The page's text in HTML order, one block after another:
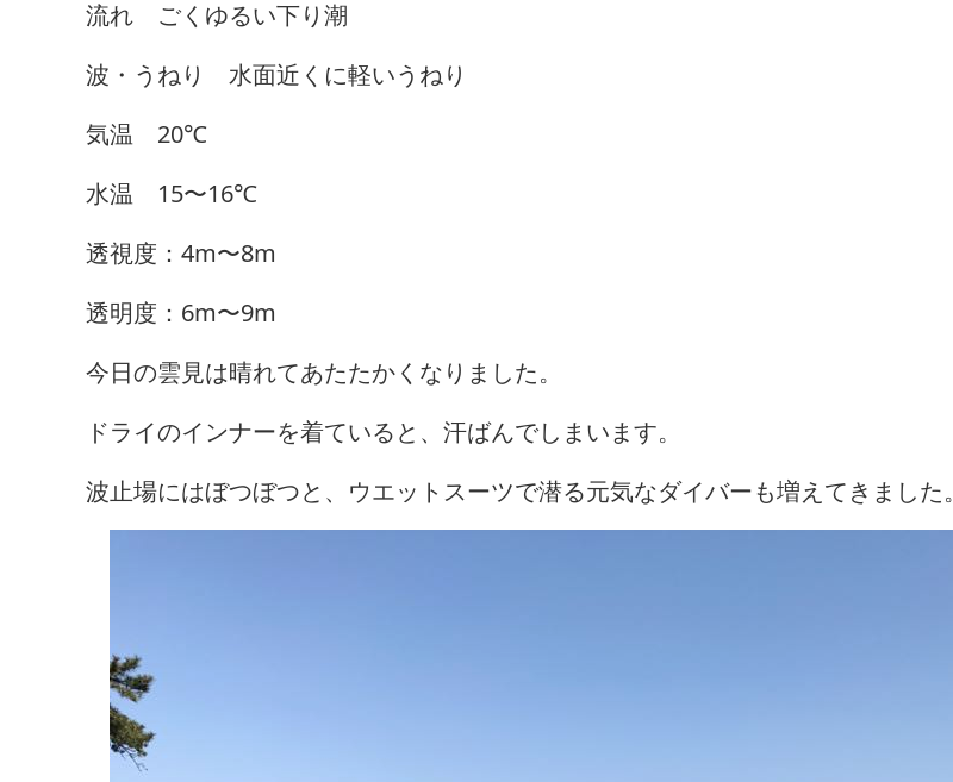
流れ ごくゆるい下り潮
波・うねり 水面近くに軽いうねり
気温 20℃
水温 15〜16℃
透視度：4m〜8m
透明度：6m〜9m
今日の雲見は晴れてあたたかくなりました。
ドライのインナーを着ていると、汗ばんでしまいます。
波止場にはぼつぼつと、ウエットスーツで潜る元気なダイバーも増えてきました。